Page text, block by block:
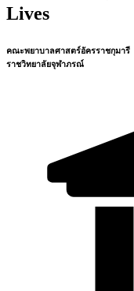
Lives
คณะพยาบาลศาสตร์อัครราชกุมารี
ราชวิทยาลัยจุฬาภรณ์